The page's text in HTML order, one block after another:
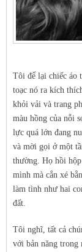
Tôi để lại chiếc áo
toạc nó ra kích
khỏi vải và trang
màu hồng của nỗi
lực quá lớn đang
và mời gọi ở một
thường. Họ hồi
mình mà cắn xé
làm tình như hai
đất.
Tôi nghĩ, tất cả
với bản năng